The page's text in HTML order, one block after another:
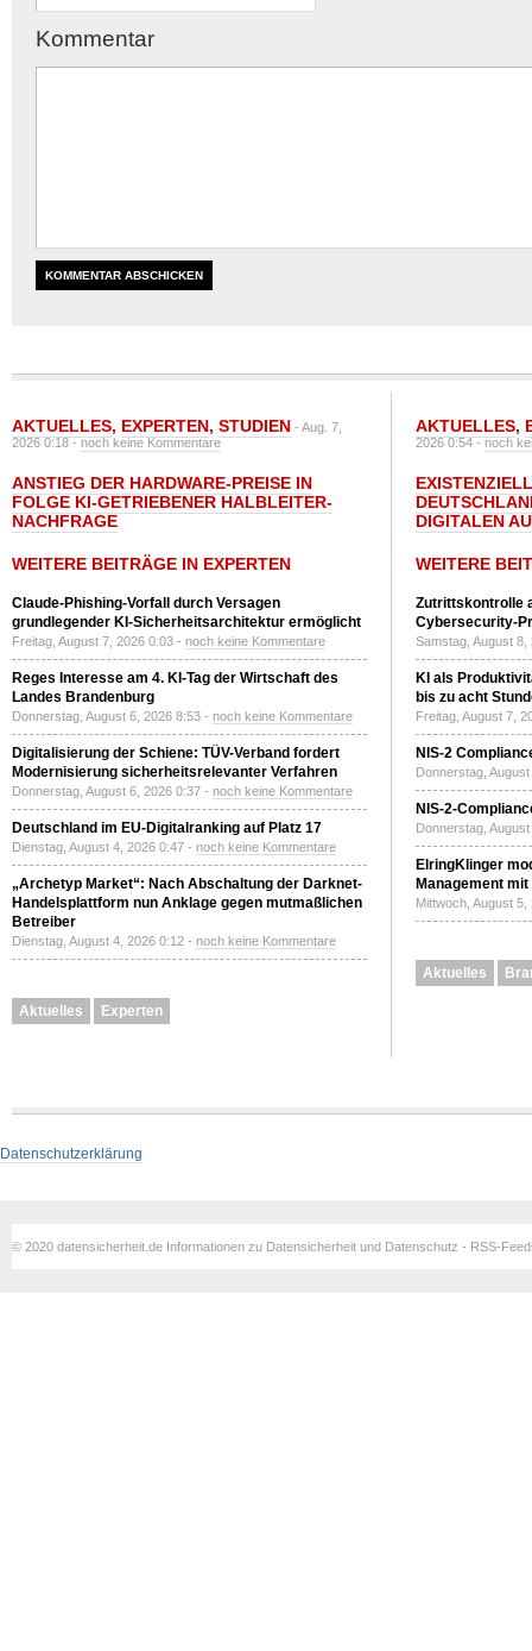
Kommentar
AKTUELLES, EXPERTEN, STUDIEN - Aug. 7,
2026 0:18 -noch keine Kommentare
ANSTIEG DER HARDWARE-PREISE IN
FOLGE KI-GETRIEBENER HALBLEITER-
NACHFRAGE
WEITERE BEITRÄGE IN EXPERTEN
Claude-Phishing-Vorfall durch Versagen
grundlegender KI-Sicherheitsarchitektur ermöglicht
Freitag, August 7, 2026 0:03 - noch keine Kommentare
Reges Interesse am 4. KI-Tag der Wirtschaft des
Landes Brandenburg
Donnerstag, August 6, 2026 8:53 - noch keine Kommentare
Digitalisierung der Schiene: TÜV-Verband fordert
Modernisierung sicherheitsrelevanter Verfahren
Donnerstag, August 6, 2026 0:37 - noch keine Kommentare
Deutschland im EU-Digitalranking auf Platz 17
Dienstag, August 4, 2026 0:47 - noch keine Kommentare
„Archetyp Market“: Nach Abschaltung der Darknet-
Handelsplattform nun Anklage gegen mutmaßlichen
Betreiber
Dienstag, August 4, 2026 0:12 - noch keine Kommentare
Aktuelles Experten
AKTUELLES,
2026 0:54 -noch
DIGITALEN
WEITERE
Zutrittskontrolle
Cybersecurity-
Samstag, August
KI als
bis zu acht
Freitag, August 7,
NIS-2
Donnerstag,
NIS-2-
Donnerstag,
ElringKlinger
Management
Mittwoch, August
Aktuelles
Datenschutzerklärung
© 2020 datensicherheit.de Informationen zu Datensicherheit und Datenschutz - RSS-